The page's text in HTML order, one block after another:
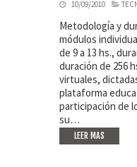
10/09/2010
Metodología y
módulos
de 9 a 13 hs.,
duración de 256
virtuales,
plataforma
participación de
su…
LEER MAS